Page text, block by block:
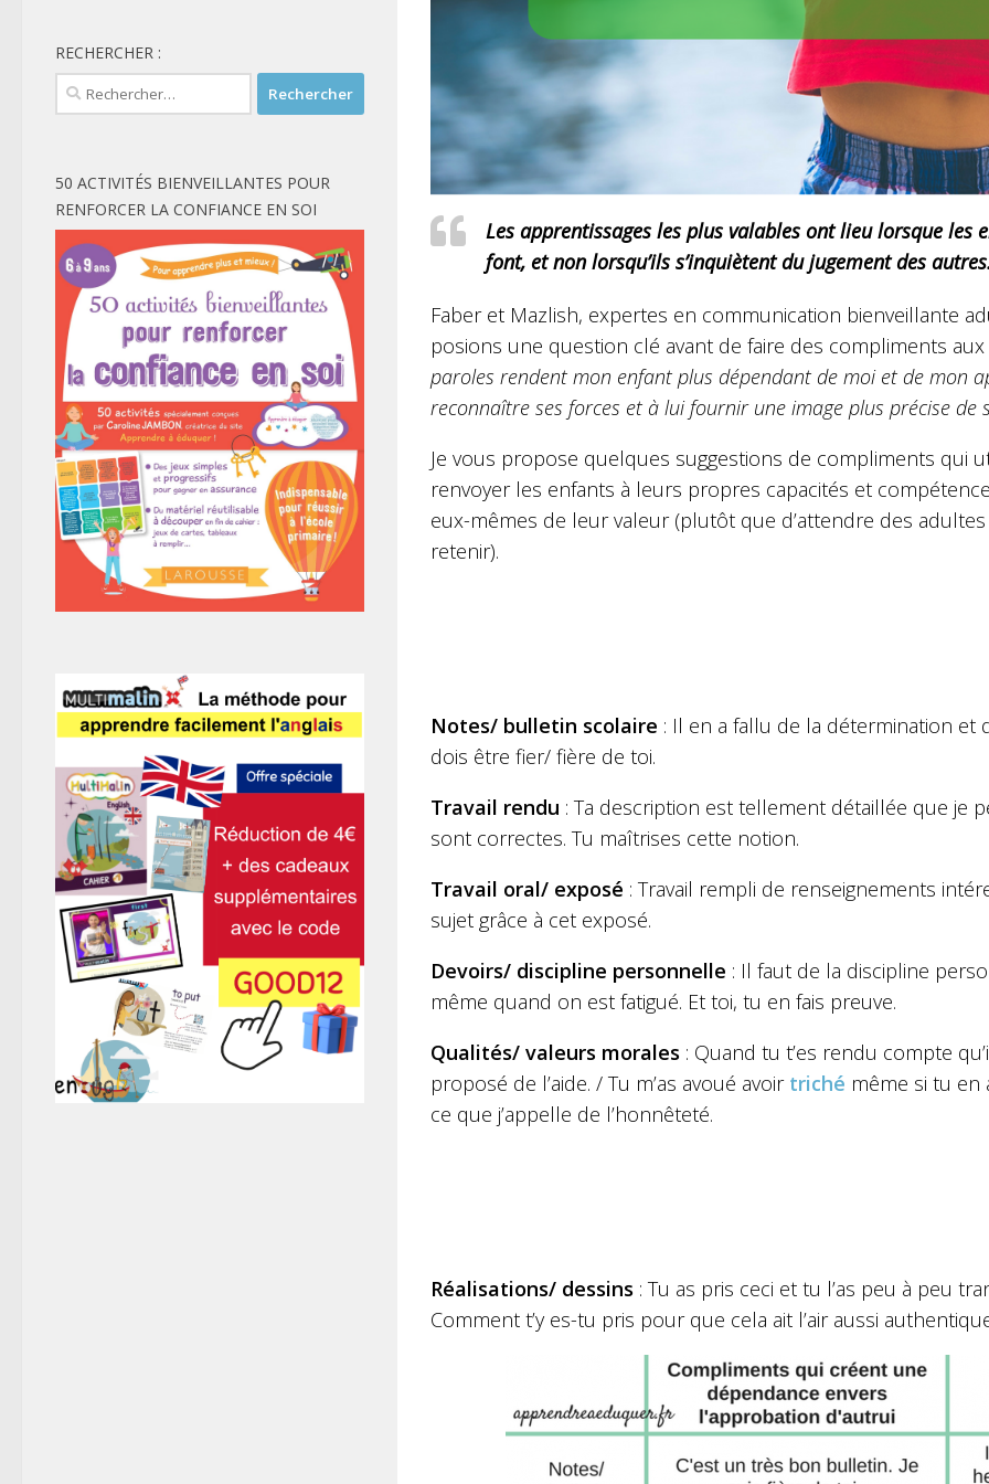
Les apprentissages les plus valables ont lieu lorsque les
font, et non lorsqu’ils s’inquiètent du jugement des
Faber et Mazlish, expertes en communication bienveillante
posions une question clé avant de faire des compliments aux
paroles rendent mon enfant plus dépendant de moi et de mon
reconnaître ses forces et à lui fournir une image plus précise de
Je vous propose quelques suggestions de compliments qui
renvoyer les enfants à leurs propres capacités et
eux-mêmes de leur valeur (plutôt que d’attendre des
retenir).
Notes/ bulletin scolaire : Il en a fallu de la détermination et
dois être fier/ fière de toi.
Travail rendu : Ta description est tellement détaillée que je
sont correctes. Tu maîtrises cette notion.
Travail oral/ exposé : Travail rempli de renseignements
sujet grâce à cet exposé.
Devoirs/ discipline personnelle : Il faut de la discipline
même quand on est fatigué. Et toi, tu en fais preuve.
Qualités/ valeurs morales : Quand tu t’es rendu compte
proposé de l’aide. / Tu m’as avoué avoir triché même si tu en
ce que j’appelle de l’honnêteté.
Réalisations/ dessins : Tu as pris ceci et tu l’as peu à peu
Comment t’y es-tu pris pour que cela ait l’air aussi
RECHERCHER :
Rechercher :
50 ACTIVITÉS BIENVEILLANTES POUR
RENFORCER LA CONFIANCE EN SOI